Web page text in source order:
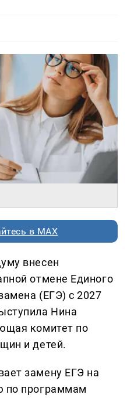
в MAX
внесен
отмене Единого
(ЕГЭ) с 2027
Нина
комитет по
и детей.
замену ЕГЭ на
по программам